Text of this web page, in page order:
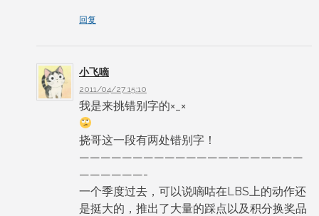
回复
小飞嘀
2011/04/27 15:10
我是来挑错别字的×_×
挠哥这一段有两处错别字！
—————————————————————
——————-
一个季度过去，可以说嘀咕在LBS上的动作还
是挺大的，推出了大量的踩点以及积分换奖品